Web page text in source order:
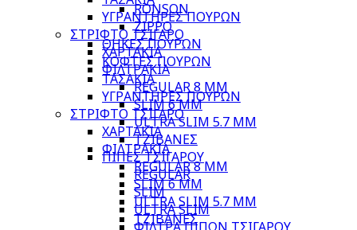
ΥΓΡΑΝΤΗΡΕΣ ΠΟΥΡΩΝ
ΣΤΡΙΦΤΟ ΤΣΙΓΑΡΟ
ΧΑΡΤΑΚΙΑ
ΦΙΛΤΡΑΚΙΑ
REGULAR 8 MM
SLIM 6 MM
ULTRA SLIM 5.7 MM
ΤΖΙΒΑΝΕΣ
ΠΙΠΕΣ ΤΣΙΓΑΡΟΥ
REGULAR
SLIM
ULTRA SLIM
RONSON
ZIPPO
ΘΗΚΕΣ ΠΟΥΡΩΝ
ΚΟΦΤΕΣ ΠΟΥΡΩΝ
ΤΑΣΑΚΙΑ
ΥΓΡΑΝΤΗΡΕΣ ΠΟΥΡΩΝ
ΣΤΡΙΦΤΟ ΤΣΙΓΑΡΟ
ΧΑΡΤΑΚΙΑ
ΦΙΛΤΡΑΚΙΑ
REGULAR 8 MM
SLIM 6 MM
ULTRA SLIM 5.7 MM
ΤΖΙΒΑΝΕΣ